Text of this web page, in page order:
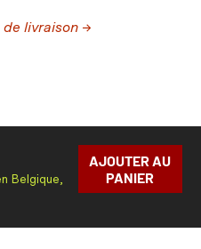
de livraison →
Belgique,
AJOUTER AU
PANIER